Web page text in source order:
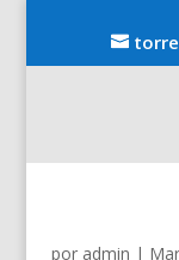
por admin |